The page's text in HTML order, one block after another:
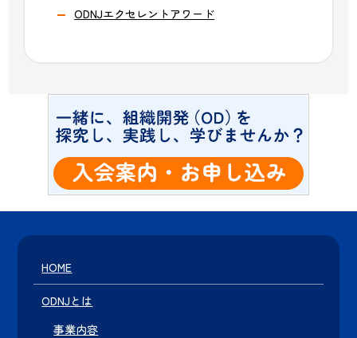
ODNJエクセレントアワード
HOME
ODNJとは
事業内容